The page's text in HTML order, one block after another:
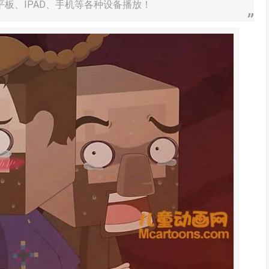
、IPAD、手机等各种设备播放！